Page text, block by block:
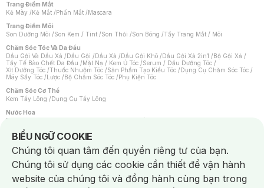
Trang Điểm Mắt
Kẻ Mày /Kẻ Mắt /Phấn Mắt /Mascara
Trang Điểm Môi
Son Dưỡng Môi /Son Kem / Tint /Son Thỏi /Son Bóng /Tẩy Trang Mắt / Môi
Chăm Sóc Tóc Và Da Đầu
Dầu Gội Và Dầu Xả /Dầu Gội /Dầu Xả /Dầu Gội Khô /Dầu Gội Xả 2in1 /Bộ Gội Xả /
Tẩy Tế Bào Chết Da Đầu /Mặt Nạ / Kem Ủ Tóc /Serum / Dầu Dưỡng Tóc /
Xịt Dưỡng Tóc /Thuốc Nhuộm Tóc /Sản Phẩm Tạo Kiểu Tóc /Dụng Cụ Chăm Sóc Tóc /
Máy Sấy Tóc /Lược /Bộ Chăm Sóc Tóc /Phụ Kiện Tóc
Chăm Sóc Cơ Thể
Kem Tẩy Lông /Dụng Cụ Tẩy Lông
Nước Hoa
Nước Hoa Nữ
Chăm Sóc Cá Nhân
Chống Muỗi /Khẩu Trang /Máy Massage/Mặt Nạ Xông Hơi /Nước Rửa Tay/
Sản Phẩm Chăm Sóc Khác /Bàn Chải Đánh Răng /Bàn Chải Điện/
Hỗ Trợ Trắng Răng/Kem Đánh Răng /Máy Tăm Nước/ Nước Súc Miệng/
Tăm / Chỉ Nha Khoa/ Xịt Thơm Miệng / Dung Dịch Vệ Sinh/Dưỡng Vùng Kín/
Khăn Ướt Vệ Sinh Vùng Kín/Băng Vệ Sinh/Tampon/Bọt Cạo Râu /Dao Cạo Râu/
Máy Cạo Râu
BIỂU NGỮ COOKIE
Notice about cookies usage
Chúng tôi quan tâm đến quyền riêng tư của bạn.
Chúng tôi sử dụng các cookie cần thiết để vận hành
website của chúng tôi và đồng hành cùng bạn trong